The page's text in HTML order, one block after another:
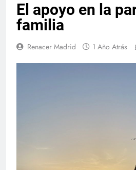
El apoyo en la
familia
Renacer Madrid 1 Año Atrás